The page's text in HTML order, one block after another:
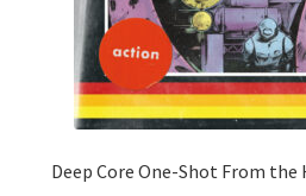
Deep Core One-Shot From